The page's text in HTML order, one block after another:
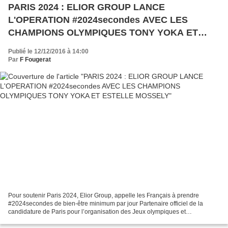
PARIS 2024 : ELIOR GROUP LANCE
L'OPERATION #2024secondes AVEC LES
CHAMPIONS OLYMPIQUES TONY YOKA ET
Publié le 12/12/2016 à 14:00
Par F Fougerat
Pour soutenir Paris 2024, Elior Group, appelle les Français à prendre
#2024secondes de bien-être minimum par jour Partenaire officiel de la
candidature de Paris pour l’organisation des Jeux olympiques et